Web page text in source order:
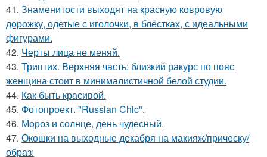
41. Знаменитости выходят на красную ковровую
дорожку, одетые с иголочки, в блёстках, с идеальными
фигурами.
42. Черты лица не меняй.
43. Триптих. Верхняя часть: близкий ракурс по пояс
женщина стоит в минималистичной белой студии.
44. Как быть красивой.
45. Фотопроект. "Russian Chic".
46. Мороз и солнце, день чудесный.
47. Окошки на выходные декабря на макияж/прическу/
образ: